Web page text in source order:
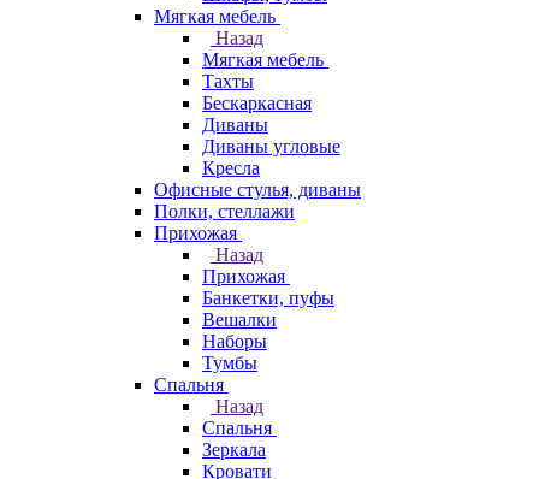
Мягкая мебель
Назад
Мягкая мебель
Тахты
Бескаркасная
Диваны
Диваны угловые
Кресла
Офисные стулья, диваны
Полки, стеллажи
Прихожая
Назад
Прихожая
Банкетки, пуфы
Вешалки
Наборы
Тумбы
Спальня
Назад
Спальня
Зеркала
Кровати